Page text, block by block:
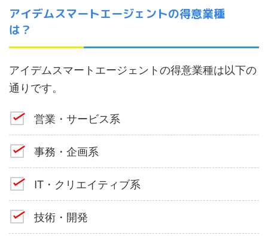
アイデムスマートエージェントの得意業種
は？
アイデムスマートエージェントの得意業種は以下の
通りです。
営業・サービス系
事務・企画系
IT・クリエイティブ系
技術・開発